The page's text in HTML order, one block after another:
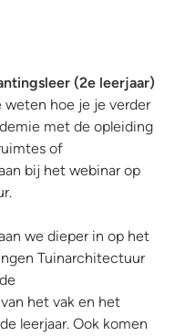
(2e leerjaar)
weten hoe je je verder
met de opleiding
of
bij het webinar op
we dieper in op het
Tuinarchitectuur
het vak en het
leerjaar. Ook komen